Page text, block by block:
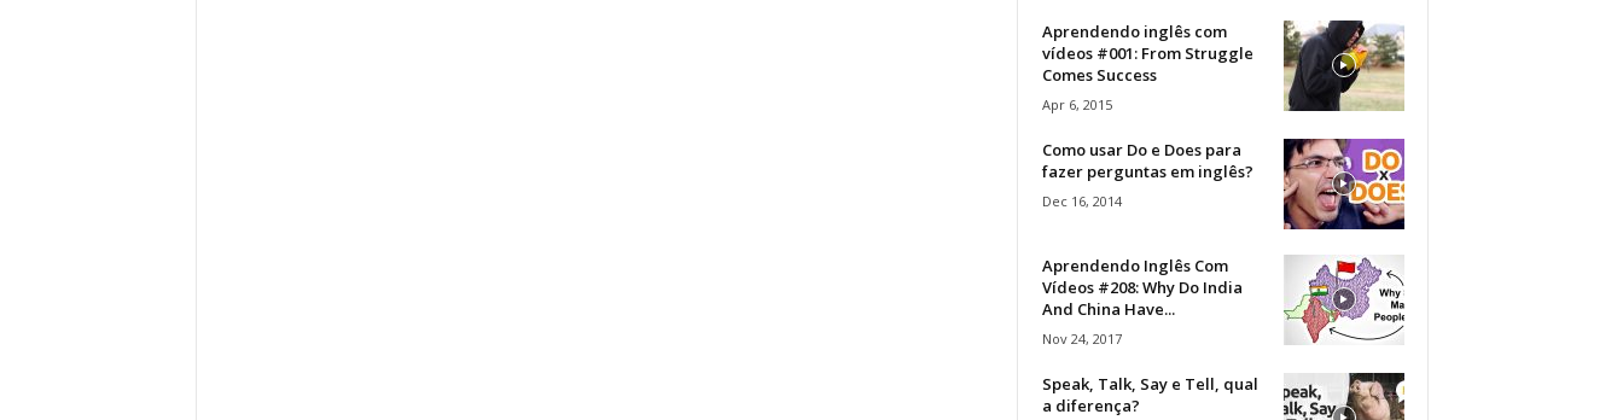
Aprendendo inglês com
vídeos #001: From Struggle
Comes Success
Apr 6, 2015
Como usar Do e Does para
fazer perguntas em inglês?
Dec 16, 2014
Aprendendo Inglês Com
Vídeos #208: Why Do India
And China Have...
Nov 24, 2017
Speak, Talk, Say e Tell, qual
a diferença?